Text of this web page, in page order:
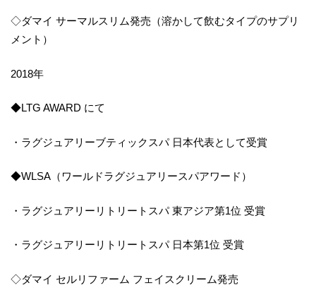
◇ダマイ サーマルスリム発売（溶かして飲むタイプのサプリ
メント）
2018年
◆LTG AWARD にて
・ラグジュアリーブティックスパ 日本代表として受賞
◆WLSA（ワールドラグジュアリースパアワード）
・ラグジュアリーリトリートスパ 東アジア第1位 受賞
・ラグジュアリーリトリートスパ 日本第1位 受賞
◇ダマイ セルリファーム フェイスクリーム発売